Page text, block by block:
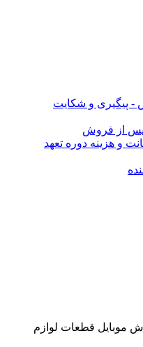
- پیگیری و شکایت
پس از فروش
و هزینه دوره تعهد
موبایل قطعات لوازم